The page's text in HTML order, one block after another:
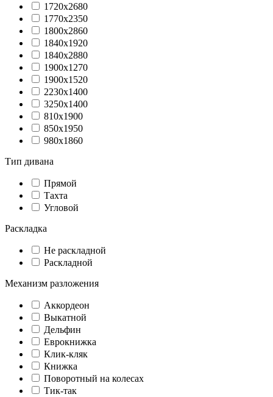
1720х2680
1770x2350
1800х2860
1840х1920
1840х2880
1900х1270
1900х1520
2230x1400
3250x1400
810х1900
850х1950
980х1860
Тип дивана
Прямой
Тахта
Угловой
Раскладка
Не раскладной
Раскладной
Механизм разложения
Аккордеон
Выкатной
Дельфин
Еврокнижка
Клик-кляк
Книжка
Поворотный на колесах
Тик-так